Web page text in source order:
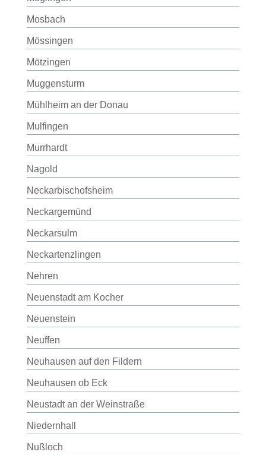
Mosbach
Mössingen
Mötzingen
Muggensturm
Mühlheim an der Donau
Mulfingen
Murrhardt
Nagold
Neckarbischofsheim
Neckargemünd
Neckarsulm
Neckartenzlingen
Nehren
Neuenstadt am Kocher
Neuenstein
Neuffen
Neuhausen auf den Fildern
Neuhausen ob Eck
Neustadt an der Weinstraße
Niedernhall
Nußloch